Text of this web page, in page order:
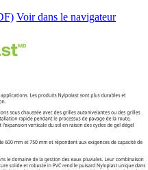
Voir dans le navigateur